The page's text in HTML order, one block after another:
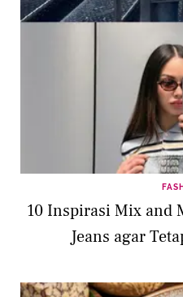
10 Inspirasi Mix and
Jeans agar